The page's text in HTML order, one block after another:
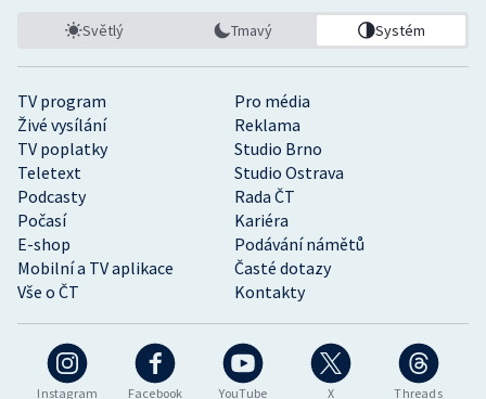
Instagram Facebook YouTube X Threads
TV program
Pro média
Živé vysílání
Reklama
TV poplatky
Studio Brno
Teletext
Studio Ostrava
Podcasty
Rada ČT
Počasí
Kariéra
E-shop
Podávání námětů
Mobilní a TV aplikace
Časté dotazy
Vše o ČT
Kontakty
Světlý Tmavý Systém